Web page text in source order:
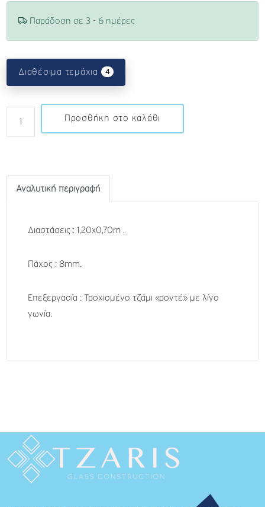
Παράδοση σε 3 - 6 ημέρες
Διαθέσιμα τεμάχια 4 u
n
a
e
Προσθήκη στο καλάθι
Αναλυτική περιγραφή
Διαστάσεις : 1,20x0,70m .
Πάχος : 8mm.
Επεξεργασία : Τροχισμένο τζάμι «ροντέ» με λίγο
γωνία.